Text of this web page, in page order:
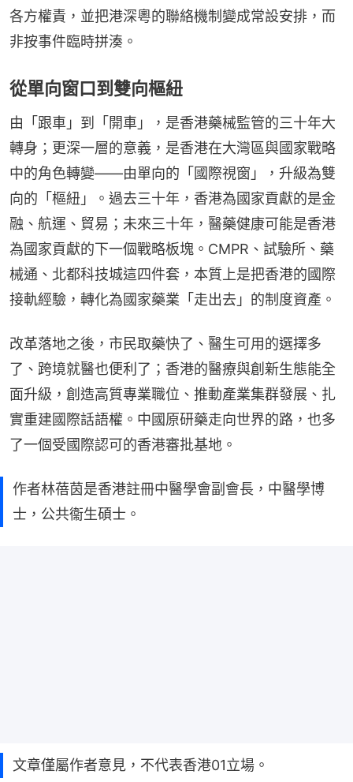
各方權責，並把港深粵的聯絡機制變成常設安排，而
非按事件臨時拼湊。
從單向窗口到雙向樞紐
由「跟車」到「開車」，是香港藥械監管的三十年大
轉身；更深一層的意義，是香港在大灣區與國家戰略
中的角色轉變——由單向的「國際視窗」，升級為雙
向的「樞紐」。過去三十年，香港為國家貢獻的是金
融、航運、貿易；未來三十年，醫藥健康可能是香港
為國家貢獻的下一個戰略板塊。CMPR、試驗所、藥
械通、北都科技城這四件套，本質上是把香港的國際
接軌經驗，轉化為國家藥業「走出去」的制度資產。
改革落地之後，市民取藥快了、醫生可用的選擇多
了、跨境就醫也便利了；香港的醫療與創新生態能全
面升級，創造高質專業職位、推動產業集群發展、扎
實重建國際話語權。中國原研藥走向世界的路，也多
了一個受國際認可的香港審批基地。
作者林蓓茵是香港註冊中醫學會副會長，中醫學博
士，公共衞生碩士。
文章僅屬作者意見，不代表香港01立場。